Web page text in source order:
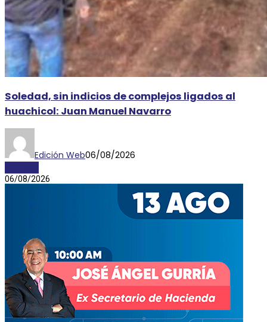
Soledad, sin indicios de complejos ligados al
huachicol: Juan Manuel Navarro
Edición Web06/08/2026
06/08/2026